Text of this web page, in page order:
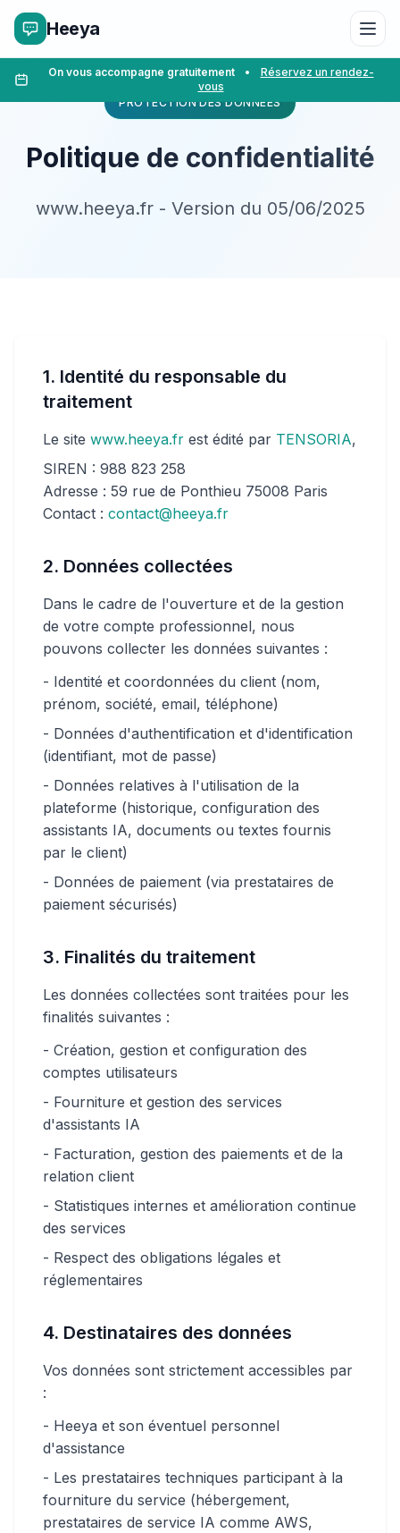
Heeya
On vous accompagne gratuitement •
Réservez un rendez-
vous
PROTECTION DES DONNÉES
Politique de confidentialité
www.heeya.fr - Version du 05/06/2025
1. Identité du responsable du
traitement
Le site www.heeya.fr est édité par TENSORIA,
SIREN : 988 823 258
Adresse : 59 rue de Ponthieu 75008 Paris
Contact : contact@heeya.fr
2. Données collectées
Dans le cadre de l'ouverture et de la gestion
de votre compte professionnel, nous
pouvons collecter les données suivantes :
- Identité et coordonnées du client (nom,
prénom, société, email, téléphone)
- Données d'authentification et d'identification
(identifiant, mot de passe)
- Données relatives à l'utilisation de la
plateforme (historique, configuration des
assistants IA, documents ou textes fournis
par le client)
- Données de paiement (via prestataires de
paiement sécurisés)
3. Finalités du traitement
Les données collectées sont traitées pour les
finalités suivantes :
- Création, gestion et configuration des
comptes utilisateurs
- Fourniture et gestion des services
d'assistants IA
- Facturation, gestion des paiements et de la
relation client
- Statistiques internes et amélioration continue
des services
- Respect des obligations légales et
réglementaires
4. Destinataires des données
Vos données sont strictement accessibles par
:
- Heeya et son éventuel personnel
d'assistance
- Les prestataires techniques participant à la
fourniture du service (hébergement,
prestataires de service IA comme AWS,